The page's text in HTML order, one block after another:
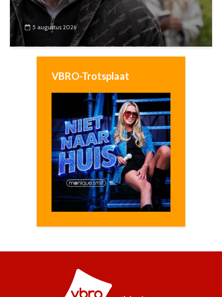
5 augustus 2026
VBRO-Trotsplaat